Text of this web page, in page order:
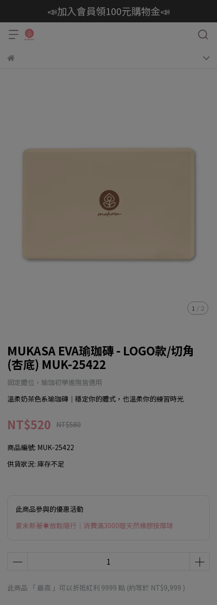
📣加入會員領100元購物金📣
1 / 2
MUKASA EVA瑜珈磚 - LOGO款/切角
(杏底) MUK-25422
固定體位，瑜珈初學進階皆適用
溫柔奶茶色系瑜珈磚｜穩定你的體式，也溫柔你的練習時光
NT$520 NT$580
商品編號: MUK-25422
供貨狀況: 庫存不足
此商品參與的優惠活動
夏末新著☀放鬆隨行｜消費滿3000贈天然橡膠按摩球
此商品 「 最高 」可以折抵紅利 9999 點 (約等於 NT$9,999 )